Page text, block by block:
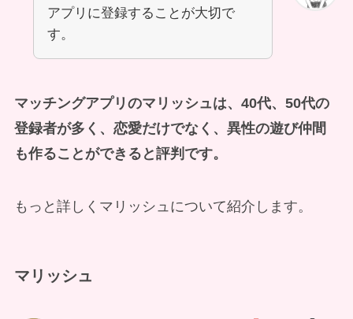
アプリに登録することが大切で
す。
マッチングアプリのマリッシュは、40代、50代の
登録者が多く、恋愛だけでなく、異性の遊び仲間
も作ることができると評判です。
もっと詳しくマリッシュについて紹介します。
マリッシュ